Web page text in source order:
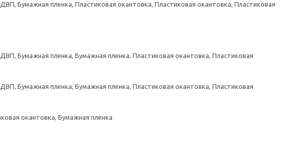
Бумажная пленка, Пластиковая окантовка, Пластиковая окантовка, Пластиковая
Бумажная пленка, Бумажная пленка, Пластиковая окантовка, Пластиковая
Бумажная пленка, Бумажная пленка, Пластиковая окантовка, Пластиковая
окантовка, Бумажная пленка